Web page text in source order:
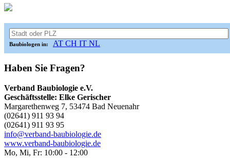
Baubiologen in: AT CH IT NL
Haben Sie Fragen?
Verband Baubiologie e.V.
Geschäftsstelle: Elke Gerischer
Margarethenweg 7, 53474 Bad Neuenahr
(02641) 911 93 94
(02641) 911 93 95
info@verband-baubiologie.de
www.verband-baubiologie.de
Mo, Mi, Fr: 10:00 - 12:00